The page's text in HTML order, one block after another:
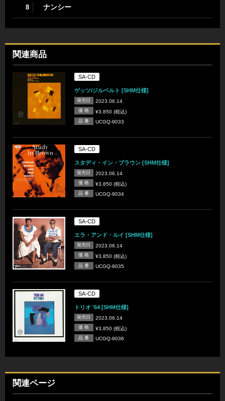
8 ナンシー
関連商品
SA-CD
ゲッツ/ジルベルト [SHM仕様]
発売日 2023.06.14
価 格 ¥3,850 (税込)
品 番 UCGQ-9033
SA-CD
スタディ・イン・ブラウン [SHM仕様]
発売日 2023.06.14
価 格 ¥3,850 (税込)
品 番 UCGQ-9034
SA-CD
エラ・アンド・ルイ [SHM仕様]
発売日 2023.06.14
価 格 ¥3,850 (税込)
品 番 UCGQ-9035
SA-CD
トリオ '64 [SHM仕様]
発売日 2023.06.14
価 格 ¥3,850 (税込)
品 番 UCGQ-9036
関連ページ